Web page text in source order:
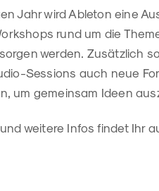
Jahr wird Ableton eine
rund um die
werden. Zusätzlich
Sessions auch neue
um gemeinsam Ideen
weitere Infos findet Ihr